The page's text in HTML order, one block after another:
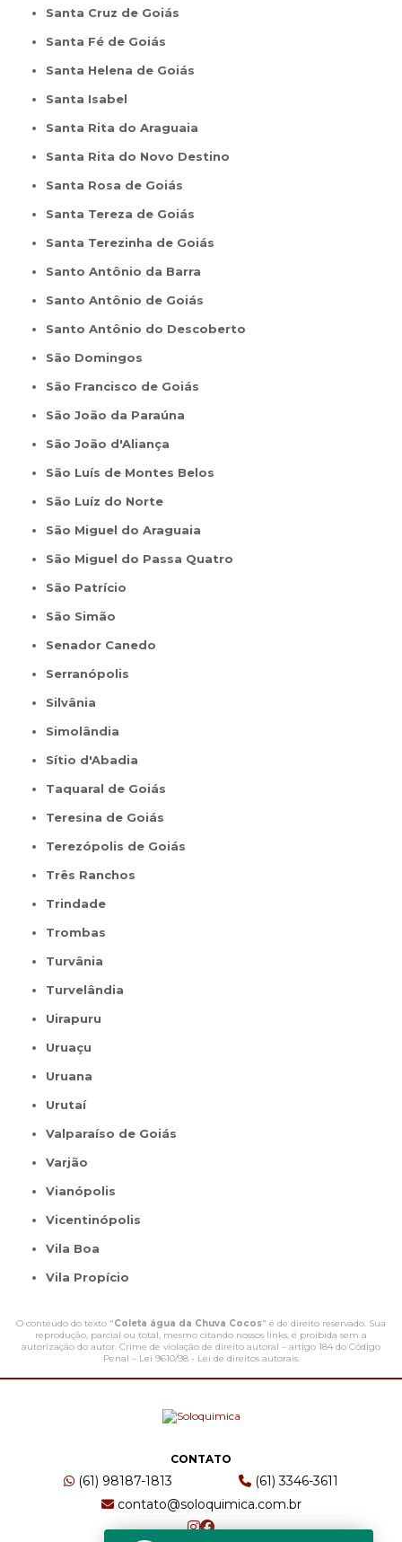
Santa Cruz de Goiás
Santa Fé de Goiás
Santa Helena de Goiás
Santa Isabel
Santa Rita do Araguaia
Santa Rita do Novo Destino
Santa Rosa de Goiás
Santa Tereza de Goiás
Santa Terezinha de Goiás
Santo Antônio da Barra
Santo Antônio de Goiás
Santo Antônio do Descoberto
São Domingos
São Francisco de Goiás
São João da Paraúna
São João d'Aliança
São Luís de Montes Belos
São Luíz do Norte
São Miguel do Araguaia
São Miguel do Passa Quatro
São Patrício
São Simão
Senador Canedo
Serranópolis
Silvânia
Simolândia
Sítio d'Abadia
Taquaral de Goiás
Teresina de Goiás
Terezópolis de Goiás
Três Ranchos
Trindade
Trombas
Turvânia
Turvelândia
Uirapuru
Uruaçu
Uruana
Urutaí
Valparaíso de Goiás
Varjão
Vianópolis
Vicentinópolis
Vila Boa
Vila Propício
O conteúdo do texto "Coleta água da Chuva Cocos" é de direito reservado. Sua
reprodução, parcial ou total, mesmo citando nossos links, é proibida sem a
autorização do autor. Crime de violação de direito autoral – artigo 184 do Código
Penal – Lei 9610/98 - Lei de direitos autorais.
CONTATO
(61) 98187-1813
(61) 3346-3611
contato@soloquimica.com.br